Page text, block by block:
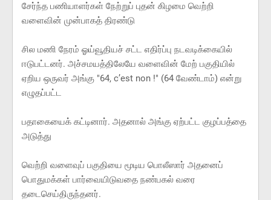
சேர்ந்த பணியாளர்கள் நேற்றுப் புதன் கிழமை வெற்றி
வளைவின் முன்பாகத் திரண்டு
சில மணி நேரம் ஓய்வூதியச் சட்ட எதிர்ப்பு நடவடிக்கையில்
ஈடுபட்டனர். அச்சமயத்திலேயே வளைவின் மேற் பகுதியில்
ஏறிய ஒருவர் அங்கு "64, c’est non !" (64 வேண்டாம்) என்று
எழுதப்பட்ட
பதாகையைக் கட்டினார். அதனால் அங்கு ஏற்பட்ட குழப்பத்தை
அடுத்து
வெற்றி வளைவுப் பகுதியை மூடிய பொலீஸார் அதனைப்
பொதுமக்கள் பார்வையிடுவதை நண்பகல் வரை
தடைசெய்திருந்தனர்.